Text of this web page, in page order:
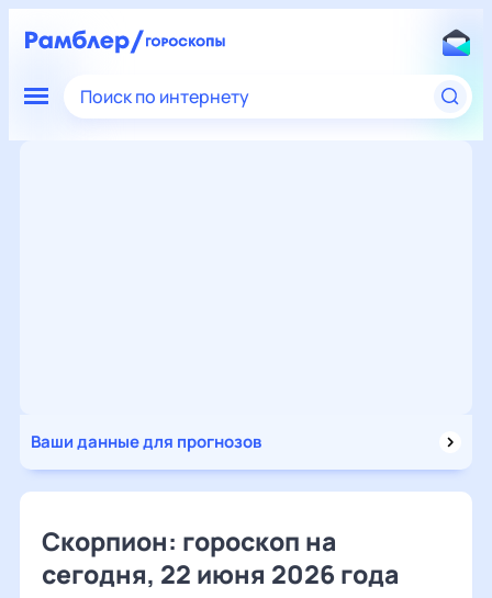
Поиск по интернету
Ваши данные для прогнозов
Скорпион: гороскоп на
сегодня, 22 июня 2026 года